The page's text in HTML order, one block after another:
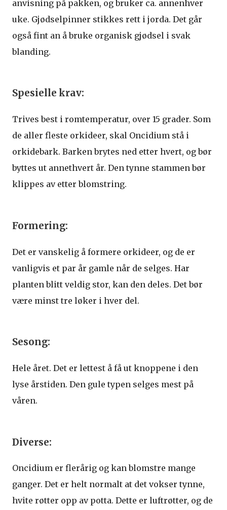
anvisning på pakken, og bruker ca. annenhver
uke. Gjødselpinner stikkes rett i jorda. Det går
også fint an å bruke organisk gjødsel i svak
blanding.
Spesielle krav:
Trives best i romtemperatur, over 15 grader. Som
de aller fleste orkideer, skal Oncidium stå i
orkidebark. Barken brytes ned etter hvert, og bør
byttes ut annethvert år. Den tynne stammen bør
klippes av etter blomstring.
Formering:
Det er vanskelig å formere orkideer, og de er
vanligvis et par år gamle når de selges. Har
planten blitt veldig stor, kan den deles. Det bør
være minst tre løker i hver del.
Sesong:
Hele året. Det er lettest å få ut knoppene i den
lyse årstiden. Den gule typen selges mest på
våren.
Diverse:
Oncidium er flerårig og kan blomstre mange
ganger. Det er helt normalt at det vokser tynne,
hvite røtter opp av potta. Dette er luftrøtter, og de